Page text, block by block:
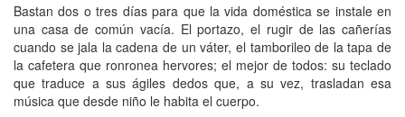
Bastan dos o tres días para que la vida doméstica se instale en
una casa de común vacía. El portazo, el rugir de las cañerías
cuando se jala la cadena de un váter, el tamborileo de la tapa de
la cafetera que ronronea hervores; el mejor de todos: su teclado
que traduce a sus ágiles dedos que, a su vez, trasladan esa
música que desde niño le habita el cuerpo.